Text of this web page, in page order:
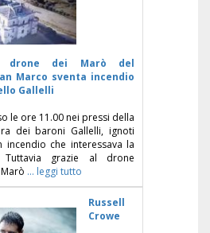
drone dei Marò del
Marco sventa incendio
Gallelli
le ore 11.00 nei pressi della
dei baroni Gallelli, ignoti
incendio che interessava la
Tuttavia grazie al drone
... leggi tutto
Russell
Crowe